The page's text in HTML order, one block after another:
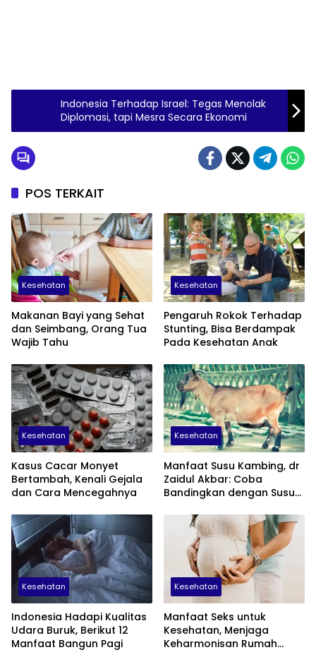
Indonesia Terhadap Israel: Tegas Menolak
Diplomasi, tapi Mesra Secara Ekonomi
POS TERKAIT
Kesehatan
Makanan Bayi yang Sehat
dan Seimbang, Orang Tua
Wajib Tahu
Kesehatan
Pengaruh Rokok Terhadap
Stunting, Bisa Berdampak
Pada Kesehatan Anak
Kesehatan
Kasus Cacar Monyet
Bertambah, Kenali Gejala
dan Cara Mencegahnya
Kesehatan
Manfaat Susu Kambing, dr
Zaidul Akbar: Coba
Bandingkan dengan Susu
Kesehatan
Indonesia Hadapi Kualitas
Udara Buruk, Berikut 12
Manfaat Bangun Pagi
Kesehatan
Manfaat Seks untuk
Kesehatan, Menjaga
Keharmonisan Rumah